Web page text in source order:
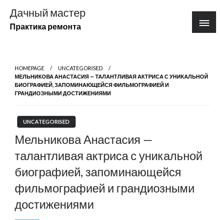
содержимому
Дачный мастер
Практика ремонта
HOMEPAGE
UNCATEGORISED
МЕЛЬНИКОВА АНАСТАСИЯ — ТАЛАНТЛИВАЯ АКТРИСА С УНИКАЛЬНОЙ
БИОГРАФИЕЙ, ЗАПОМИНАЮЩЕЙСЯ ФИЛЬМОГРАФИЕЙ И
ГРАНДИОЗНЫМИ ДОСТИЖЕНИЯМИ
UNCATEGORISED
Мельникова Анастасия —
талантливая актриса с уникальной
биографией, запоминающейся
фильмографией и грандиозными
достижениями